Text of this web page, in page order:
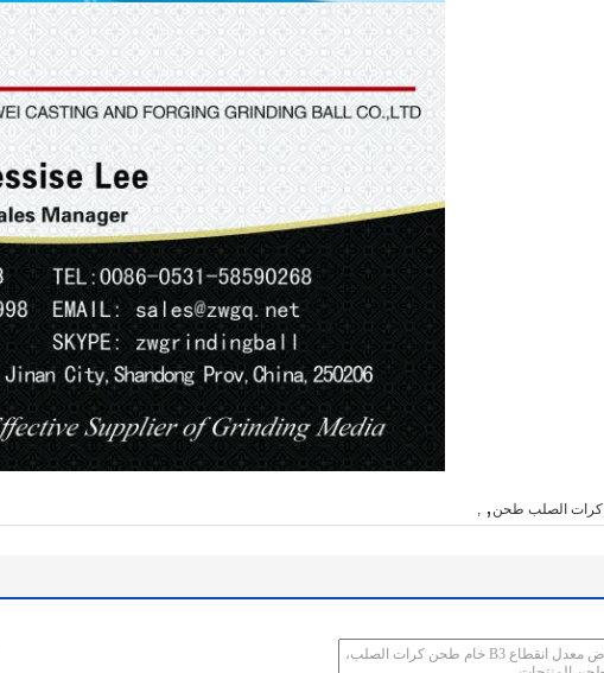
كرات الصلب طحن ,
,